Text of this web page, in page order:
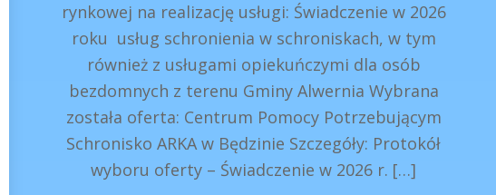
rynkowej na realizację usługi: Świadczenie w 2026
roku usług schronienia w schroniskach, w tym
również z usługami opiekuńczymi dla osób
bezdomnych z terenu Gminy Alwernia Wybrana
została oferta: Centrum Pomocy Potrzebującym
Schronisko ARKA w Będzinie Szczegóły: Protokół
wyboru oferty – Świadczenie w 2026 r. […]